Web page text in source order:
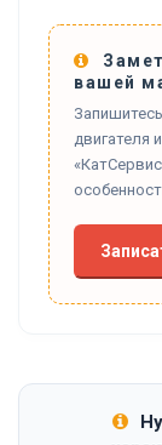
вашей
двигателя